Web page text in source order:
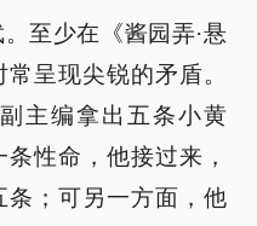
至少在《酱园弄·悬
呈现尖锐的矛盾。
主编拿出五条小黄
性命，他接过来，
条；可另一方面，他